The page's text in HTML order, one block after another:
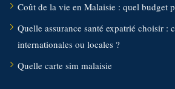
Coût de la vie en Malaisie : quel budget
Quelle assurance santé expatrié choisir :
internationales ou locales ?
Quelle carte sim malaisie